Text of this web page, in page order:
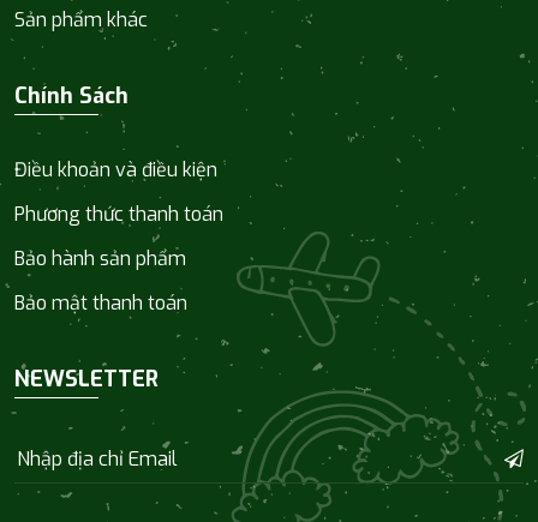
Sản phẩm khác
Chính Sách
Điều khoản và điều kiện
Phương thức thanh toán
Bảo hành sản phẩm
Bảo mật thanh toán
NEWSLETTER